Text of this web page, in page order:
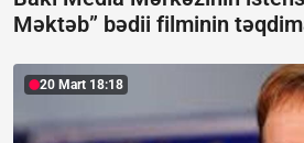
Məktəb” bədii filminin
20 Mart 18:18